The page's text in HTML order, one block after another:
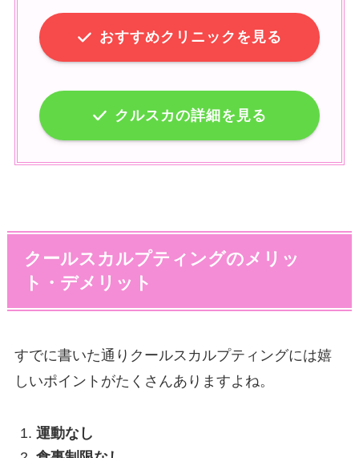
おすすめクリニックを見る
クルスカの詳細を見る
クールスカルプティングのメリッ
ト・デメリット
すでに書いた通りクールスカルプティングには嬉
しいポイントがたくさんありますよね。
運動なし